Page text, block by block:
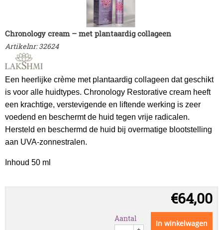
Chronology cream – met plantaardig collageen
Artikelnr: 32624
Een heerlijke crème met plantaardig collageen dat geschikt
is voor alle huidtypes. Chronology Restorative cream heeft
een krachtige, verstevigende en liftende werking is zeer
voedend en beschermt de huid tegen vrije radicalen.
Hersteld en beschermd de huid bij overmatige blootstelling
aan UVA-zonnestralen.
Inhoud 50 ml
€64,00
Aantal
In winkelwagen